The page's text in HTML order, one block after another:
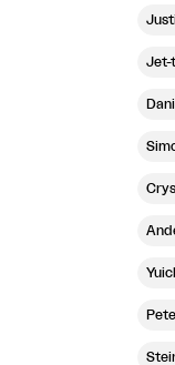
Jet-